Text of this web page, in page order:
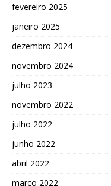
fevereiro 2025
janeiro 2025
dezembro 2024
novembro 2024
julho 2023
novembro 2022
julho 2022
junho 2022
abril 2022
março 2022